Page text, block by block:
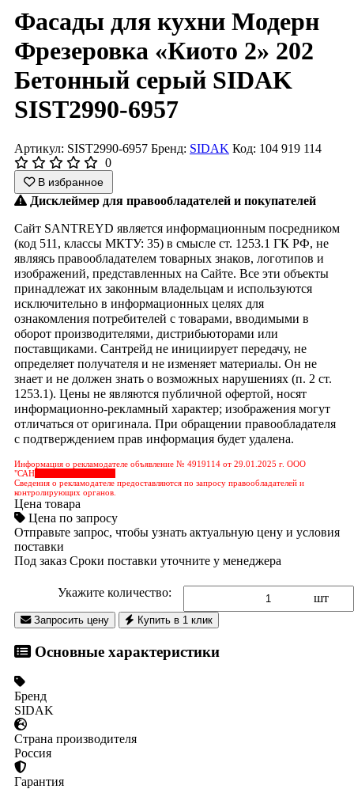
Фасады для кухни Модерн
Фрезеровка «Киото 2» 202
Бетонный серый SIDAK
SIST2990-6957
Артикул: SIST2990-6957 Бренд: SIDAK Код: 104 919 114
0
В избранное
Дисклеймер для правообладателей и покупателей
Сайт SANTREYD является информационным посредником
(код 511, классы МКТУ: 35) в смысле ст. 1253.1 ГК РФ, не
являясь правообладателем товарных знаков, логотипов и
изображений, представленных на Сайте. Все эти объекты
принадлежат их законным владельцам и используются
исключительно в информационных целях для
ознакомления потребителей с товарами, вводимыми в
оборот производителями, дистрибьюторами или
поставщиками. Сантрейд не инициирует передачу, не
определяет получателя и не изменяет материалы. Он не
знает и не должен знать о возможных нарушениях (п. 2 ст.
1253.1). Цены не являются публичной офертой, носят
информационно-рекламный характер; изображения могут
отличаться от оригинала. При обращении правообладателя
с подтверждением прав информация будет удалена.
Информация о рекламодателе объявление № 4919114 от 29.01.2025 г. ООО
"САН
Сведения о рекламодателе предоставляются по запросу правообладателей и
контролирующих органов.
Цена товара
Цена по запросу
Отправьте запрос, чтобы узнать актуальную цену и условия
поставки
Под заказ Сроки поставки уточните у менеджера
Укажите количество: шт
Запросить цену Купить в 1 клик
Основные характеристики
Бренд
SIDAK
Страна производителя
Россия
Гарантия